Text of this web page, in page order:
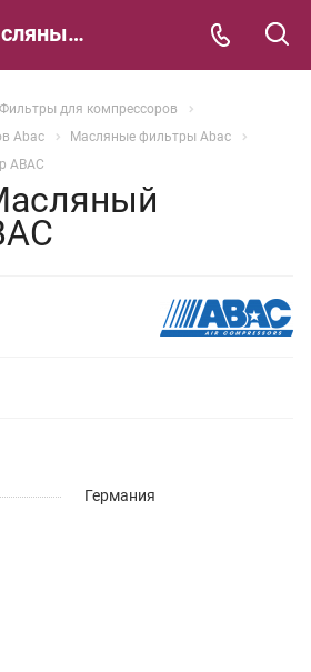
9057423 Масляный фильтр ABAC
Фильтры для компрессоров
Abac
Масляные фильтры Abac
ABAC
Германия